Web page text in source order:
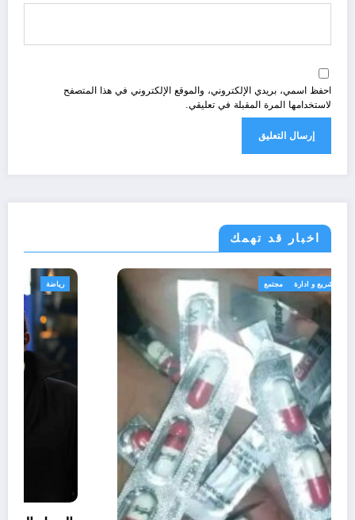
احفظ اسمي، بريدي الإلكتروني، والموقع الإلكتروني في هذا المتصفح
لاستخدامها المرة المقبلة في تعليقي.
اخبار قد تهمك
الجزائر الحدث قانون تشريع و ادارة مجتمع